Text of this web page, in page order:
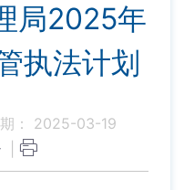
局2025年
执法计划
期： 2025-03-19